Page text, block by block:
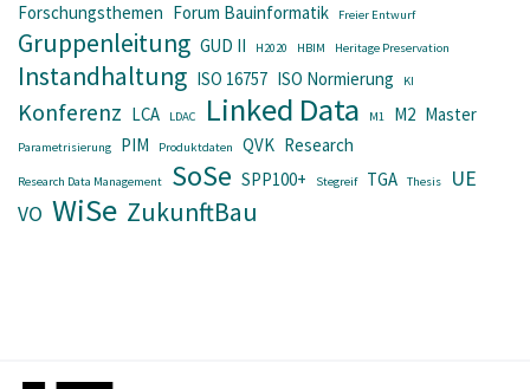
Forschungsthemen Forum Bauinformatik Freier Entwurf
Gruppenleitung GUD II H2020 HBIM Heritage Preservation
Instandhaltung ISO 16757 ISO Normierung KI
Konferenz LCA LDAC Linked Data M1 M2 Master
Parametrisierung PIM Produktdaten QVK Research
Research Data Management SoSe SPP100+ Stegreif TGA Thesis
UE
VO WiSe ZukunftBau